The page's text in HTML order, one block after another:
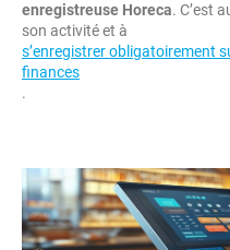
enregistreuse Horeca. C’est
son activité et à
s’enregistrer obligatoirement
finances
.